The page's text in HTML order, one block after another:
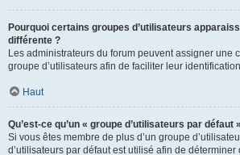
Pourquoi certains groupes d’utilisateurs
différente ?
Les administrateurs du forum peuvent assigner une
groupe d’utilisateurs afin de faciliter leur
Haut
Qu’est-ce qu’un « groupe d’utilisateurs par défaut
Si vous êtes membre de plus d’un groupe
d’utilisateurs par défaut est utilisé afin de